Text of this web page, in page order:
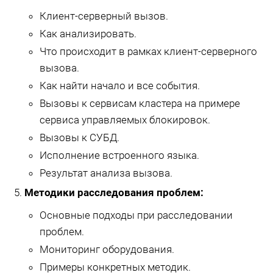
Клиент-серверный вызов.
Как анализировать.
Что происходит в рамках клиент-серверного
вызова.
Как найти начало и все события.
Вызовы к сервисам кластера на примере
сервиса управляемых блокировок.
Вызовы к СУБД.
Исполнение встроенного языка.
Результат анализа вызова.
Методики расследования проблем:
Основные подходы при расследовании
проблем.
Мониторинг оборудования.
Примеры конкретных методик.